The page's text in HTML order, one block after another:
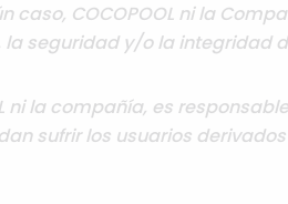
caso, COCOPOOL ni la
seguridad y/o la integridad
ni la compañía, es
sufrir los usuarios